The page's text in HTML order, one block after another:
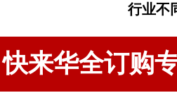
行业不
快来华全订购